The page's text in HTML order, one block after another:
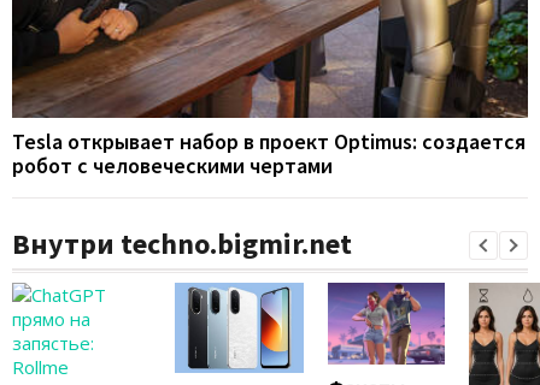
Tesla открывает набор в проект Optimus: создается
робот с человеческими чертами
Внутри techno.bigmir.net